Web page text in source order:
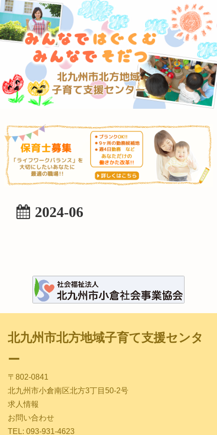
2024-06
北九州市北方地域子育て支援センタ
ー
〒802-0841
北九州市小倉南区北方3丁目50-2号
求人情報
お問い合わせ
TEL: 093-931-4623